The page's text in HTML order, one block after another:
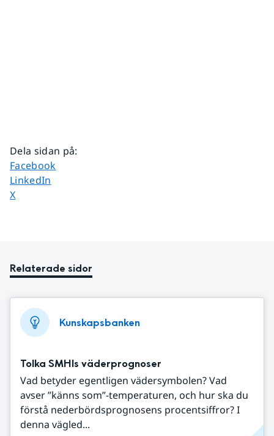
Dela sidan på:
Dela sidan på
Facebook
Dela sidan på
LinkedIn
Dela sidan på
X
Relaterade sidor
Kunskapsbanken
Tolka SMHIs väderprognoser
Vad betyder egentligen vädersymbolen? Vad
avser ”känns som”-temperaturen, och hur ska du
förstå nederbördsprognosens procentsiffror? I
denna vägled...